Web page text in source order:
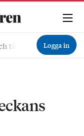
tävla Ekonomi
Logga in